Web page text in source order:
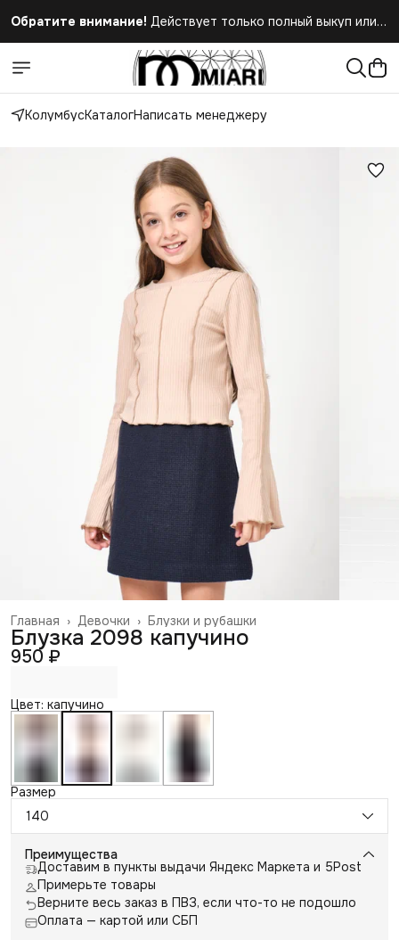
Обратите внимание! Действует только полный выкуп или
КолумбусКаталогНаписать менеджеру
Блузки и рубашки
Девочки ›
Главная ›
Блузка 2098 капучино
950 ₽
Цвет: капучино
Размер
140
Преимущества
Доставим в пункты выдачи Яндекс Маркета и 5Post
Примерьте товары
Верните весь заказ в ПВЗ, если что-то не подошло
Оплата — картой или СБП